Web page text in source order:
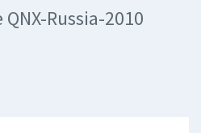
Russia-2010